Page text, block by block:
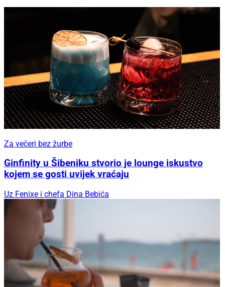
Za večeri bez žurbe
Ginfinity u Šibeniku stvorio je lounge iskustvo
kojem se gosti uvijek vraćaju
Uz Fenixe i chefa Dina Bebića